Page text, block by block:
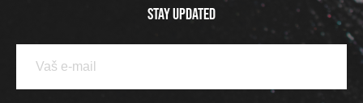
Stay updated